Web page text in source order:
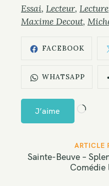
Essai Lecteur Lecture
Maxime Decout
FACEBOOK
WHATSAPP
J’aime
C
r
g
ARTICLE
Sainte-Beuve –
Comédie